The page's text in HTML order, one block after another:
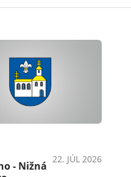
22. JÚL 2026
- Nižná